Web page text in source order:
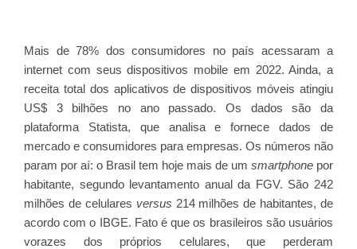
Mais de 78% dos consumidores no país acessaram a
internet com seus dispositivos mobile em 2022. Ainda, a
receita total dos aplicativos de dispositivos móveis atingiu
US$ 3 bilhões no ano passado. Os dados são da
plataforma Statista, que analisa e fornece dados de
mercado e consumidores para empresas. Os números não
param por aí: o Brasil tem hoje mais de um smartphone por
habitante, segundo levantamento anual da FGV. São 242
milhões de celulares versus 214 milhões de habitantes, de
acordo com o IBGE. Fato é que os brasileiros são usuários
vorazes dos próprios celulares, que perderam